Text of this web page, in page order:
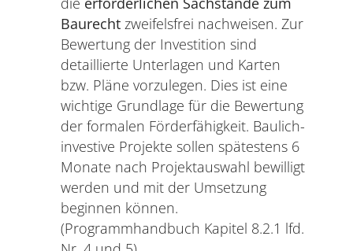
Baurecht zweifelsfrei nachweisen. Zur
Bewertung der Investition sind
detaillierte Unterlagen und Karten
bzw. Pläne vorzulegen. Dies ist eine
wichtige Grundlage für die Bewertung
der formalen Förderfähigkeit. Baulich-
investive Projekte sollen spätestens 6
Monate nach Projektauswahl bewilligt
werden und mit der Umsetzung
beginnen können.
(Programmhandbuch Kapitel 8.2.1 lfd.